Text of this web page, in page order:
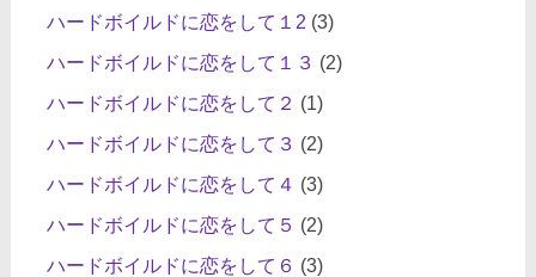
ハードボイルドに恋をして１2 (3)
ハードボイルドに恋をして１３ (2)
ハードボイルドに恋をして２ (1)
ハードボイルドに恋をして３ (2)
ハードボイルドに恋をして４ (3)
ハードボイルドに恋をして５ (2)
ハードボイルドに恋をして６ (3)